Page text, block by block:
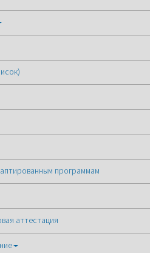
программам
аттестация